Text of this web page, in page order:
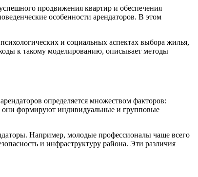
продвижения квартир и обеспечения
особенности арендаторов. В этом
и социальных аспектах выбора жилья,
к такому моделированию, описывает методы
определяется множеством факторов:
они формируют индивидуальные и групповые
Например, молодые профессионалы чаще всего
и инфраструктуру района. Эти различия